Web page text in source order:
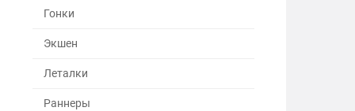
Гонки
Экшен
Леталки
Раннеры